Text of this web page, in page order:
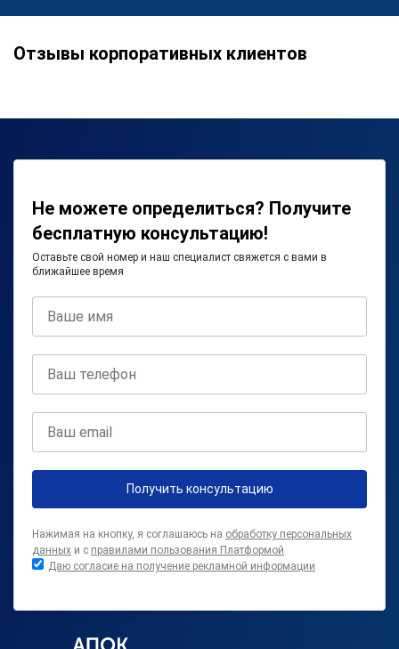
Отзывы корпоративных клиентов
Не можете определиться? Получите
бесплатную консультацию!
Оставьте свой номер и наш специалист свяжется с вами в
ближайшее время
Получить консультацию
Нажимая на кнопку, я соглашаюсь на обработку персональных
данных и с правилами пользования Платформой
Даю согласие на получение рекламной информации